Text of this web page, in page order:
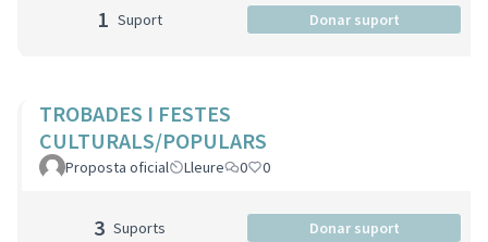
1 Suport Donar suport
TROBADES I FESTES
CULTURALS/POPULARS
Proposta oficial Lleure 0 0
3 Suports Donar suport